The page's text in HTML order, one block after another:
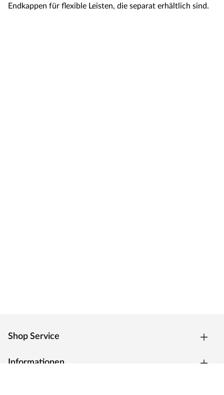
Endkappen für flexible Leisten, die separat erhältlich sind.
Shop Service
Informationen